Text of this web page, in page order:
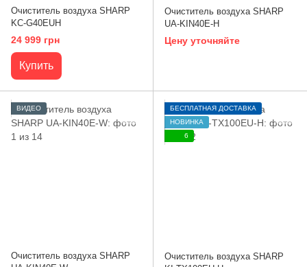
Очиститель воздуха SHARP
KC-G40EUH
24 999 грн
Купить
Очиститель воздуха SHARP
UA-KIN40E-H
Цену уточняйте
ВИДЕО
Очиститель воздуха SHARP
БЕСПЛАТНАЯ ДОСТАВКА
НОВИНКА
6
Очиститель воздуха SHARP